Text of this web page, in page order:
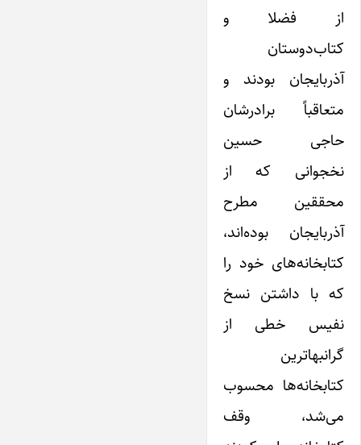
از فضلا و
کتاب‌دوستان
آذربایجان بودند و
متعاقباً برادرشان
حاجی حسین
نخجوانی که از
محققین مطرح
آذربایجان بوده‌اند،
کتابخانه‌های خود را
که با داشتن نسخ
نفیس خطی از
گرانبهاترین
کتابخانه‌ها محسوب
می‌شد، وقف